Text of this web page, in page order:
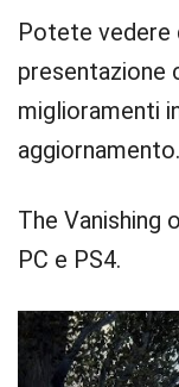
Potete vedere
presentazione
miglioramenti
aggiornamento.
The Vanishing
PC e PS4.